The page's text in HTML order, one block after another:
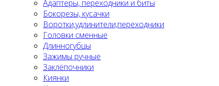
Адаптеры, переходники и биты
Бокорезы, кусачки
Воротки,удлинители,переходники
Головки сменные
Длинногубцы
Зажимы ручные
Заклёпочники
Киянки